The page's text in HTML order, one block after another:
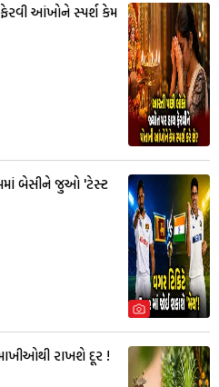
આંખોને સ્પર્શ કેમ
બેસીને જુઓ 'ટેસ્ટ
રાખશે દૂર !